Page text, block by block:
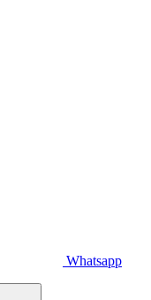
Whatsapp